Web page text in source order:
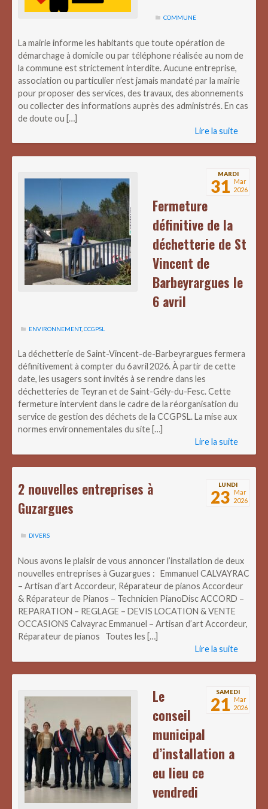
COMMUNE
La mairie informe les habitants que toute opération de
démarchage à domicile ou par téléphone réalisée au nom de
la commune est strictement interdite. Aucune entreprise,
association ou particulier n’est jamais mandaté par la mairie
pour proposer des services, des travaux, des abonnements
ou collecter des informations auprès des administrés. En cas
de doute ou […]
Lire la suite
MARDI
31 Mar
2026
Fermeture
définitive de la
déchetterie de St
Vincent de
Barbeyrargues le
6 avril
ENVIRONNEMENT,CCGPSL
La déchetterie de Saint-Vincent-de-Barbeyrargues fermera
définitivement à compter du 6 avril 2026. À partir de cette
date, les usagers sont invités à se rendre dans les
déchetteries de Teyran et de Saint-Gély-du-Fesc. Cette
fermeture intervient dans le cadre de la réorganisation du
service de gestion des déchets de la CCGPSL. La mise aux
normes environnementales du site […]
Lire la suite
LUNDI
23 Mar
2026
2 nouvelles entreprises à
Guzargues
DIVERS
Nous avons le plaisir de vous annoncer l’installation de deux
nouvelles entreprises à Guzargues : Emmanuel CALVAYRAC
– Artisan d’art Accordeur, Réparateur de pianos Accordeur
& Réparateur de Pianos – Technicien PianoDisc ACCORD –
REPARATION – REGLAGE – DEVIS LOCATION & VENTE
OCCASIONS Calvayrac Emmanuel – Artisan d’art Accordeur,
Réparateur de pianos Toutes les […]
Lire la suite
SAMEDI
21 Mar
2026
Le
conseil
municipal
d’installation a
eu lieu ce
vendredi